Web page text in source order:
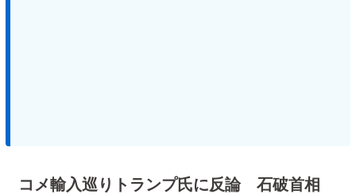
コメ輸入巡りトランプ氏に反論 石破首相